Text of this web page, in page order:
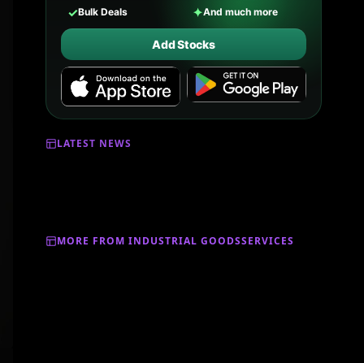
✓Bulk Deals ✦And much more
Add Stocks
LATEST NEWS
MORE FROM INDUSTRIAL GOODSSERVICES